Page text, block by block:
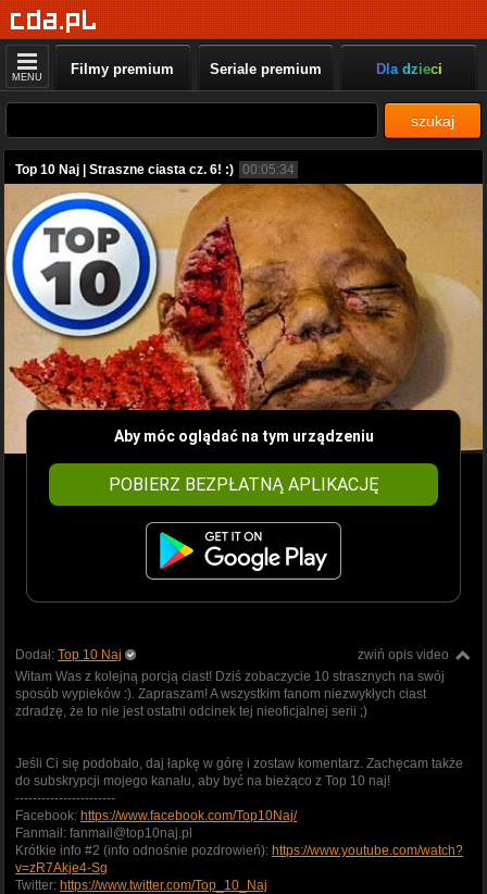
MENU Filmy premium Seriale premium Dla dzieci
szukaj
Top 10 Naj | Straszne ciasta cz. 6! :) 00:05:34
Aby móc oglądać na tym urządzeniu
POBIERZ BEZPŁATNĄ APLIKACJĘ
zwiń opis video
Dodał: Top 10 Naj
Witam Was z kolejną porcją ciast! Dziś zobaczycie 10 strasznych na swój
sposób wypieków :). Zapraszam! A wszystkim fanom niezwykłych ciast
zdradzę, że to nie jest ostatni odcinek tej nieoficjalnej serii ;)
Jeśli Ci się podobało, daj łapkę w górę i zostaw komentarz. Zachęcam także
do subskrypcji mojego kanału, aby być na bieżąco z Top 10 naj!
-----------------------
Facebook: https://www.facebook.com/Top10Naj/
Fanmail: fanmail@top10naj.pl
Krótkie info #2 (info odnośnie pozdrowień): https://www.youtube.com/watch?
v=zR7Akje4-Sg
Twitter: https://www.twitter.com/Top_10_Naj